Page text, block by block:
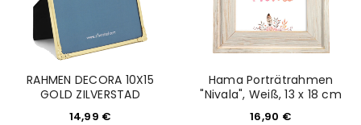
RAHMEN DECORA 10X15
GOLD ZILVERSTAD
14,99 €
Hama Porträtrahmen
"Nivala", Weiß, 13 x 18 cm
16,90 €